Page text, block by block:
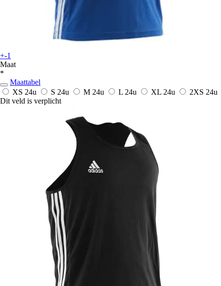
+-1
Maat
*
Maattabel
XS 24u S 24u M 24u L 24u XL 24u 2XS 24u
Dit veld is verplicht